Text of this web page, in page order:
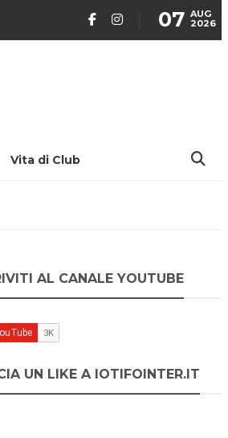
07 AUG
2026
Vita di Club
AL CANALE YOUTUBE
UN LIKE A IOTIFOINTER.IT